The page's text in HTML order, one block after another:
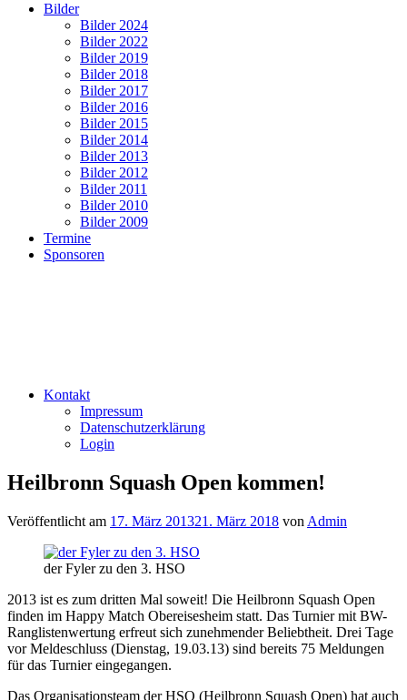
Bilder
Bilder 2024
Bilder 2022
Bilder 2019
Bilder 2018
Bilder 2017
Bilder 2016
Bilder 2015
Bilder 2014
Bilder 2013
Bilder 2012
Bilder 2011
Bilder 2010
Bilder 2009
Termine
Sponsoren
Kontakt
Impressum
Datenschutzerklärung
Login
Heilbronn Squash Open kommen!
Veröffentlicht am 17. März 201321. März 2018 von Admin
der Fyler zu den 3. HSO
2013 ist es zum dritten Mal soweit! Die Heilbronn Squash Open
finden im Happy Match Obereisesheim statt. Das Turnier mit BW-
Ranglistenwertung erfreut sich zunehmender Beliebtheit. Drei Tage
vor Meldeschluss (Dienstag, 19.03.13) sind bereits 75 Meldungen
für das Turnier eingegangen.
Das Organisationsteam der HSO (Heilbronn Squash Open) hat auch